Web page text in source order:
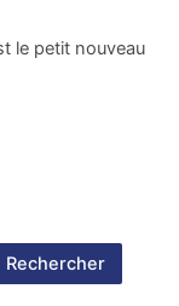
le petit nouveau
Rechercher